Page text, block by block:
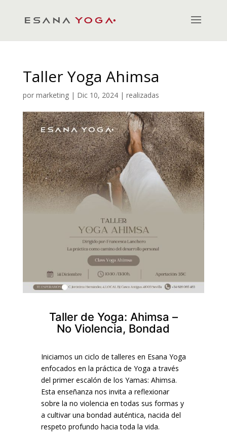
Taller Yoga Ahimsa
por marketing| Dic 10, 2024| realizadas
Taller de Yoga: Ahimsa –
No Violencia, Bondad
Iniciamos un ciclo de talleres en Esana Yoga
enfocados en la práctica de Yoga a través
del primer escalón de los Yamas: Ahimsa.
Esta enseñanza nos invita a reflexionar
sobre la no violencia en todas sus formas y
a cultivar una bondad auténtica, nacida del
respeto profundo hacia toda la vida.